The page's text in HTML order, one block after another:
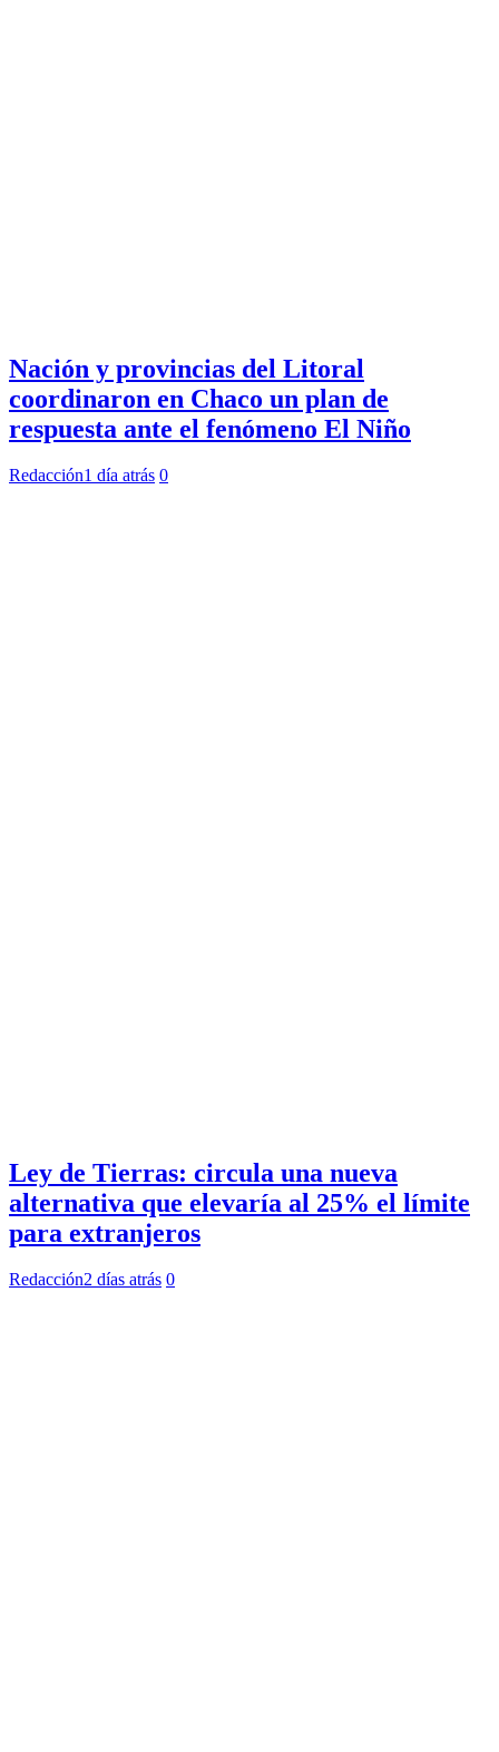
Nación y provincias del Litoral
coordinaron en Chaco un plan de
respuesta ante el fenómeno El Niño
Redacción1 día atrás 0
Ley de Tierras: circula una nueva
alternativa que elevaría al 25% el límite
para extranjeros
Redacción2 días atrás 0